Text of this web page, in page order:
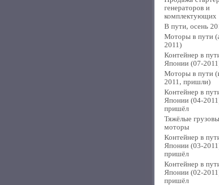
генераторов и
комплектующих
В пути, осень
Моторы в пути
2011)
Контейнер в
Японии (07-
Моторы в пути
2011, пришли)
Контейнер в
Японии (04-
пришёл
Тяжёлые
моторы
Контейнер в
Японии (03-
пришёл
Контейнер в
Японии (02-
пришёл